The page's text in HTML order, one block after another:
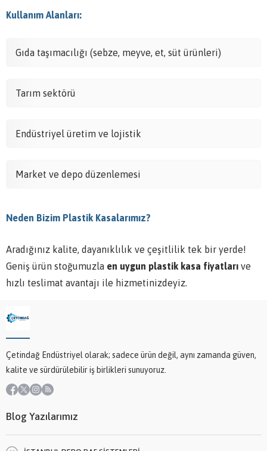
Kullanım Alanları:
Gıda taşımacılığı (sebze, meyve, et, süt ürünleri)
Tarım sektörü
Endüstriyel üretim ve lojistik
Market ve depo düzenlemesi
Neden Bizim Plastik Kasalarımız?
Aradığınız kalite, dayanıklılık ve çeşitlilik tek bir yerde!
Geniş ürün stoğumuzla en uygun plastik kasa fiyatları ve
hızlı teslimat avantajı ile hizmetinizdeyiz.
Çetindağ Endüstriyel olarak; sadece ürün değil, aynı zamanda güven,
kalite ve sürdürülebilir iş birlikleri sunuyoruz.
Blog Yazılarımız